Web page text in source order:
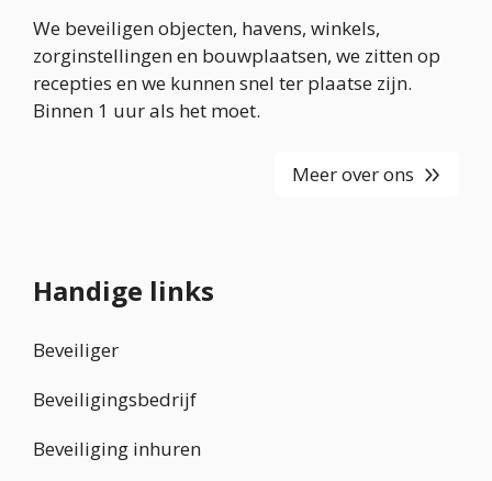
We beveiligen objecten, havens, winkels,
zorginstellingen en bouwplaatsen, we zitten op
recepties en we kunnen snel ter plaatse zijn.
Binnen 1 uur als het moet.
Meer over ons
Handige links
Beveiliger
Beveiligingsbedrijf
Beveiliging inhuren